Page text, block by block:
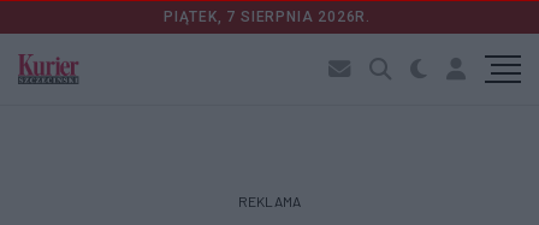
PIĄTEK, 7 SIERPNIA 2026R.
REKLAMA